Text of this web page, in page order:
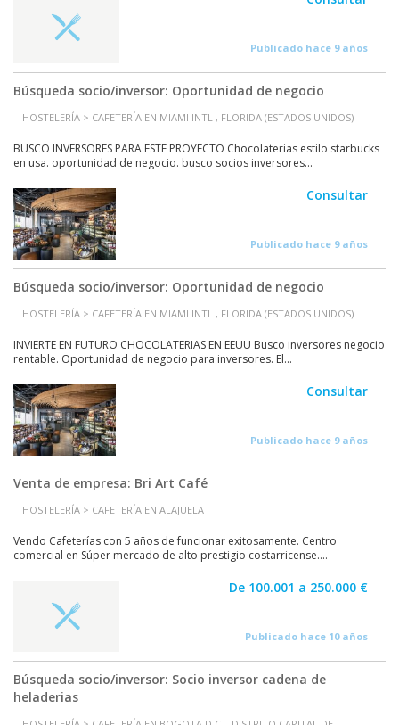
Publicado hace 9 años
Búsqueda socio/inversor: Oportunidad de negocio
HOSTELERÍA > CAFETERÍA EN MIAMI INTL , FLORIDA (ESTADOS UNIDOS)
BUSCO INVERSORES PARA ESTE PROYECTO Chocolaterias estilo starbucks
en usa. oportunidad de negocio. busco socios inversores...
Consultar
Publicado hace 9 años
Búsqueda socio/inversor: Oportunidad de negocio
HOSTELERÍA > CAFETERÍA EN MIAMI INTL , FLORIDA (ESTADOS UNIDOS)
INVIERTE EN FUTURO CHOCOLATERIAS EN EEUU Busco inversores negocio
rentable. Oportunidad de negocio para inversores. El...
Consultar
Publicado hace 9 años
Venta de empresa: Bri Art Café
HOSTELERÍA > CAFETERÍA EN ALAJUELA
Vendo Cafeterías con 5 años de funcionar exitosamente. Centro
comercial en Súper mercado de alto prestigio costarricense....
De 100.001 a 250.000 €
Publicado hace 10 años
Búsqueda socio/inversor: Socio inversor cadena de
heladerias